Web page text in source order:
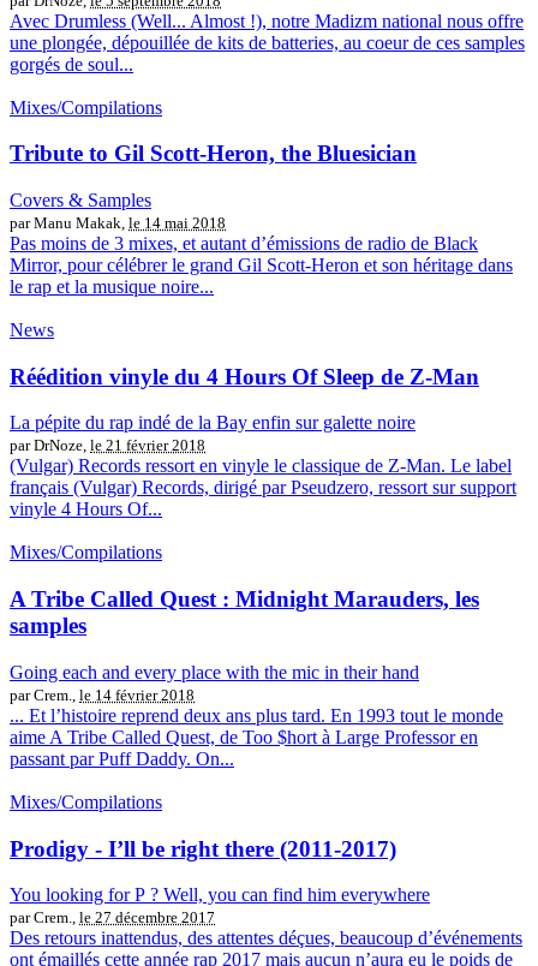
Avec Drumless (Well​.​.​.​ Almost​ !​), notre Madizm national nous offre
une plongée, dépouillée de kits de batteries, au coeur de ces samples
gorgés de soul...
Mixes/Compilations
Tribute to Gil Scott-Heron, the Bluesician
Covers & Samples
par Manu Makak, le 14 mai 2018
Pas moins de 3 mixes, et autant d’émissions de radio de Black
Mirror, pour célébrer le grand Gil Scott-Heron et son héritage dans
le rap et la musique noire...
News
Réédition vinyle du 4 Hours Of Sleep de Z-Man
La pépite du rap indé de la Bay enfin sur galette noire
par DrNoze, le 21 février 2018
(Vulgar) Records ressort en vinyle le classique de Z-Man. Le label
français (Vulgar) Records, dirigé par Pseudzero, ressort sur support
vinyle 4 Hours Of...
Mixes/Compilations
A Tribe Called Quest : Midnight Marauders, les
samples
Going each and every place with the mic in their hand
par Crem., le 14 février 2018
... Et l’histoire reprend deux ans plus tard. En 1993 tout le monde
aime A Tribe Called Quest, de Too $hort à Large Professor en
passant par Puff Daddy. On...
Mixes/Compilations
Prodigy - I’ll be right there (2011-2017)
You looking for P ? Well, you can find him everywhere
par Crem., le 27 décembre 2017
Des retours inattendus, des attentes déçues, beaucoup d’événements
ont émaillés cette année rap 2017 mais aucun n’aura eu le poids de